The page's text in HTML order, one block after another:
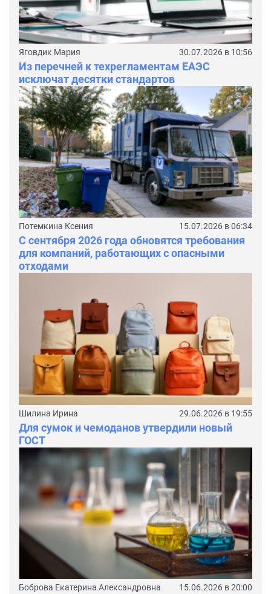
Яговдик Мария 30.07.2026 в 10:56
Из перечней к техрегламентам ЕАЭС
исключат десятки стандартов
Потемкина Ксения 15.07.2026 в 06:34
С сентября 2026 года обновятся требования
для компаний, работающих с опасными
отходами
Шилина Ирина 29.06.2026 в 19:55
Для сумок и чемоданов утвердили новый
ГОСТ
Боброва Екатерина Александровна 15.06.2026 в 20:00